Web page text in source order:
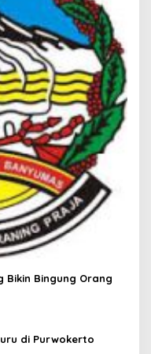
Bikin Bingung Orang
di Purwokerto